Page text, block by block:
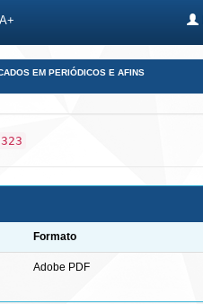
A+
EM PERIÓDICOS E AFINS
Formato
Adobe PDF